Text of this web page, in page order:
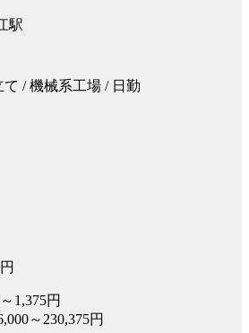
駅
/ 機械系工場 / 日勤
円
1,375円
～230,375円